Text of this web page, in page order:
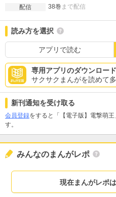
配信
38巻 まで配信
読み方を選択
アプリで読む
専用アプリのダウンロード
サクサクまんがを読めて多
新刊通知を受け取る
会員登録をすると「【電子版】電撃萌
す。
みんなのまんがレポ
現在まんがレポ